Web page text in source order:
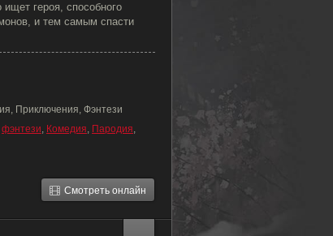
героя, способного
и тем самым спасти
Приключения, Фэнтези
фэнтези, Комедия, Пародия,
Смотреть онлайн